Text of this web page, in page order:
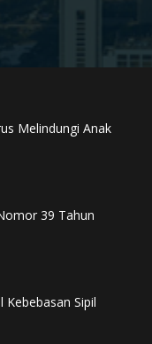
Melindungi Anak
39 Tahun
Sipil